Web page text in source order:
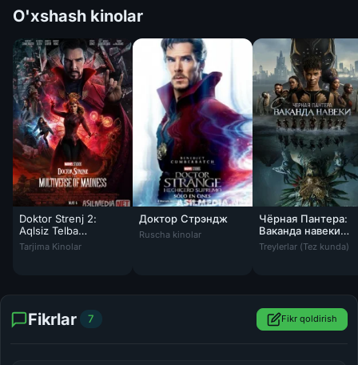
O'xshash kinolar
Doktor Strenj 2:
Aqlsiz Telba
Multikoinot Olam
kosmos Marvel
Doktor Strenj 2: Aqlsiz Telba Multikoinot Olam kosmos Marvel
Tarjima Kinolar
Доктор Стрэндж
Ruscha kinolar
Чёрная Пантера:
Ваканда навеки
фильм
Чёрная Пантера:
Treylerlar (Tez kunda)
Fikrlar 7 Fikr qoldirish